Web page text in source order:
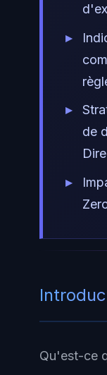
de
Qu'est-ce